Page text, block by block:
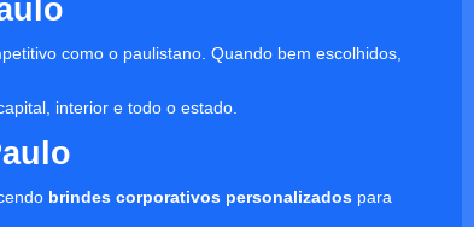
como o paulistano. Quando bem escolhidos,
interior e todo o estado.
brindes corporativos personalizadospara